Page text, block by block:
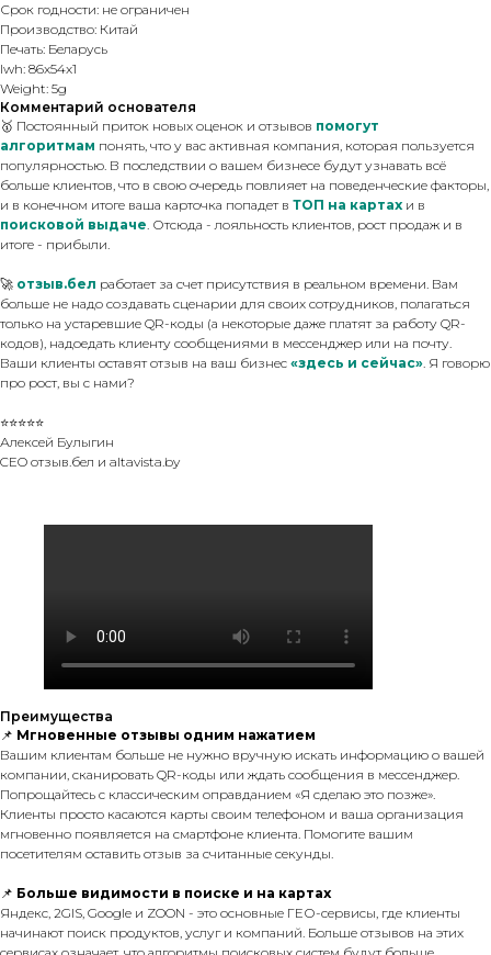
Срок годности: не ограничен
Производство: Китай
Печать: Беларусь
lwh: 86x54x1
Weight: 5g
Комментарий основателя
🥇 Постоянный приток новых оценок и отзывов помогут
алгоритмам понять, что у вас активная компания, которая пользуется
популярностью. В последствии о вашем бизнесе будут узнавать всё
больше клиентов, что в свою очередь повлияет на поведенческие факторы,
и в конечном итоге ваша карточка попадет в ТОП на картах и в
поисковой выдаче . Отсюда - лояльность клиентов, рост продаж и в
итоге - прибыли.
🚀 отзыв.бел работает за счет присутствия в реальном времени. Вам
больше не надо создавать сценарии для своих сотрудников, полагаться
только на устаревшие QR-коды (а некоторые даже платят за работу QR-
кодов), надоедать клиенту сообщениями в мессенджер или на почту.
Ваши клиенты оставят отзыв на ваш бизнес «здесь и сейчас» . Я говорю
про рост, вы с нами?
⭐⭐⭐⭐⭐
Алексей Булыгин
CEO отзыв.бел и altavista.by
Преимущества
📌 Мгновенные отзывы одним нажатием
Вашим клиентам больше не нужно вручную искать информацию о вашей
компании, сканировать QR-коды или ждать сообщения в мессенджер.
Попрощайтесь с классическим оправданием «Я сделаю это позже».
Клиенты просто касаются карты своим телефоном и ваша организация
мгновенно появляется на смартфоне клиента. Помогите вашим
посетителям оставить отзыв за считанные секунды.
📌 Больше видимости в поиске и на картах
Яндекс, 2GIS, Google и ZOON - это основные ГЕО-сервисы, где клиенты
начинают поиск продуктов, услуг и компаний. Больше отзывов на этих